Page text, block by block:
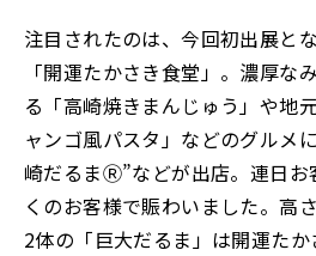
注目されたのは、今回初出展と
「開運たかさき食堂」。濃厚な
る「高崎焼きまんじゅう」や地
ャンゴ風パスタ」などのグルメ
崎だるまⓇ”などが出店。連日お
くのお客様で賑わいました。高
2体の「巨大だるま」は開運た